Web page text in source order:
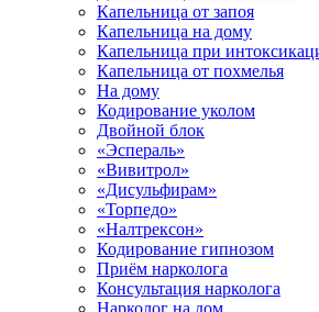
Капельница от запоя
Капельница на дому
Капельница при
Капельница от похмелья
На дому
Кодирование уколом
Двойной блок
«Эспераль»
«Вивитрол»
«Дисульфирам»
«Торпедо»
«Налтрексон»
Кодирование гипнозом
Приём нарколога
Консультация нарколога
Нарколог на дом